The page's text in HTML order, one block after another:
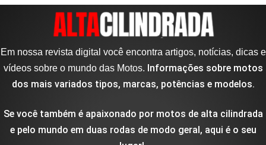
Em nossa revista digital você encontra artigos, notícias, dicas e
vídeos sobre o mundo das Motos. Informações sobre motos
dos mais variados tipos, marcas, potências e modelos.
Se você também é apaixonado por motos de alta cilindrada
e pelo mundo em duas rodas de modo geral, aqui é o seu